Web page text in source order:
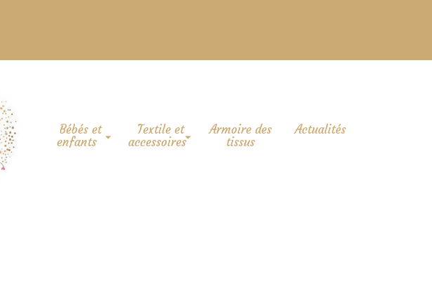
Bébés et
enfants
Textile et
accessoires
Armoire des
tissus
Actualités